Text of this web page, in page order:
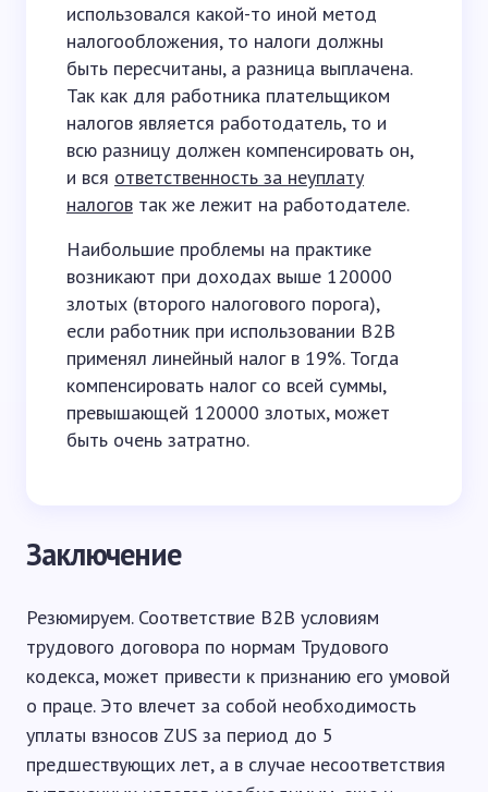
использовался какой-то иной метод
налогообложения, то налоги должны
быть пересчитаны, а разница выплачена.
Так как для работника плательщиком
налогов является работодатель, то и
всю разницу должен компенсировать он,
и вся ответственность за неуплату
налогов так же лежит на работодателе.
Наибольшие проблемы на практике
возникают при доходах выше 120000
злотых (второго налогового порога),
если работник при использовании B2B
применял линейный налог в 19%. Тогда
компенсировать налог со всей суммы,
превышающей 120000 злотых, может
быть очень затратно.
Заключение
Резюмируем. Соответствие B2B условиям
трудового договора по нормам Трудового
кодекса, может привести к признанию его умовой
о праце. Это влечет за собой необходимость
уплаты взносов ZUS за период до 5
предшествующих лет, а в случае несоответствия